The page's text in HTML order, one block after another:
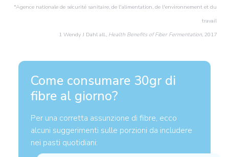
*Agence nationale de sécurité sanitaire, de l'alimentation, de l'environnement et du
travail
1 Wendy J Dahl all., Health Benefits of Fiber Fermentation, 2017
Come consumare 30gr di
fibre al giorno?
Per una corretta assunzione di fibre, ecco
alcuni suggerimenti sulle porzioni da includere
nei pasti quotidiani: